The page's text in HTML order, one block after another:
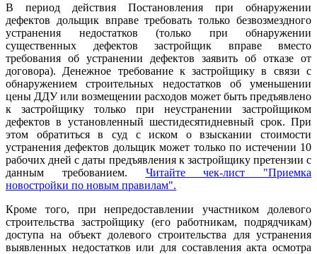
В период действия Постановления при обнаружении
дефектов дольщик вправе требовать только безвозмездного
устранения недостатков (только при обнаружении
существенных дефектов застройщик вправе вместо
требования об устранении дефектов заявить об отказе от
договора). Денежное требование к застройщику в связи с
обнаружением строительных недостатков об уменьшении
цены ДДУ или возмещении расходов может быть предъявлено
к застройщику только при неустранении застройщиком
дефектов в установленный шестидесятидневный срок. При
этом обратиться в суд с иском о взыскании стоимости
устранения дефектов дольщик может только по истечении 10
рабочих дней с даты предъявления к застройщику претензии с
данным требованием. Читайте чек-лист "Приемка
новостройки по новым правилам".
Кроме того, при непредоставлении участником долевого
строительства застройщику (его работникам, подрядчикам)
доступа на объект долевого строительства для устранения
выявленных недостатков или для составления акта осмотра